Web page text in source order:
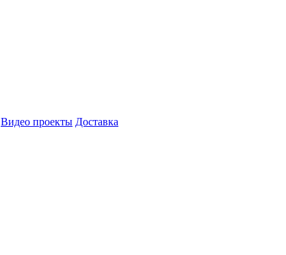
Видео проекты Доставка